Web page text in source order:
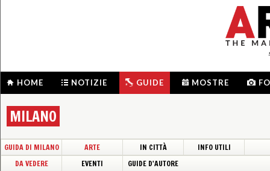
HOME NOTIZIE GUIDE MOSTRE
MILANO
GUIDA DI MILANO ARTE IN CITTÀ
INFO UTILI
DA VEDERE
EVENTI GUIDE D'AUTORE